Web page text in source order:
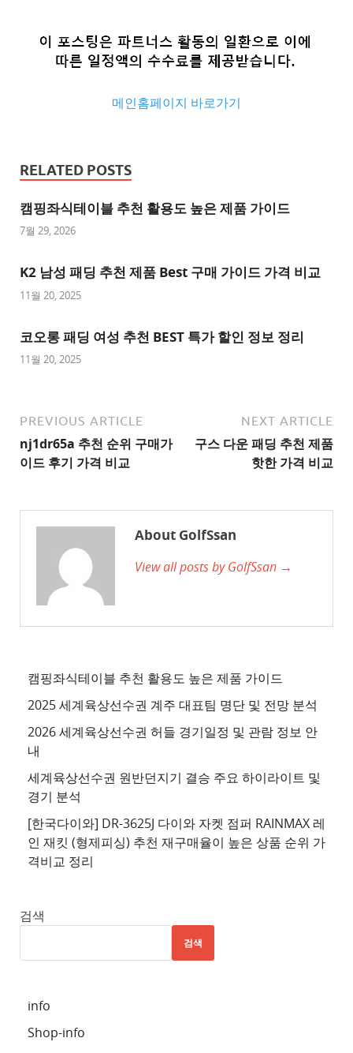
메인홈페이지 바로가기
사
이
트
천
사
트
1
사
이
트
추
사
트
천
사
이
트
천
사
천
RELATED POSTS
캠핑좌식테이블 추천 활용도 높은 제품 가이드
7월 29, 2026
K2 남성 패딩 추천 제품 Best 구매 가이드 가격 비교
11월 20, 2025
코오롱 패딩 여성 추천 BEST 특가 할인 정보 정리
11월 20, 2025
PREVIOUS ARTICLE
nj1dr65a 추천 순위 구매가
이드 후기 가격 비교
NEXT ARTICLE
구스 다운 패딩 추천 제품
핫한 가격 비교
About GolfSsan
View all posts by GolfSsan →
캠핑좌식테이블 추천 활용도 높은 제품 가이드
2025 세계육상선수권 계주 대표팀 명단 및 전망 분석
2026 세계육상선수권 허들 경기일정 및 관람 정보 안
내
세계육상선수권 원반던지기 결승 주요 하이라이트 및
경기 분석
[한국다이와] DR-3625J 다이와 자켓 점퍼 RAINMAX 레
인 재킷 (형제피싱) 추천 재구매율이 높은 상품 순위 가
격비교 정리
검색
검색
info
Shop-info